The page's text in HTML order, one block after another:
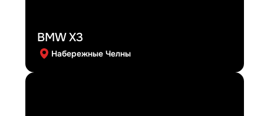
BMW X3
Набережные Челны